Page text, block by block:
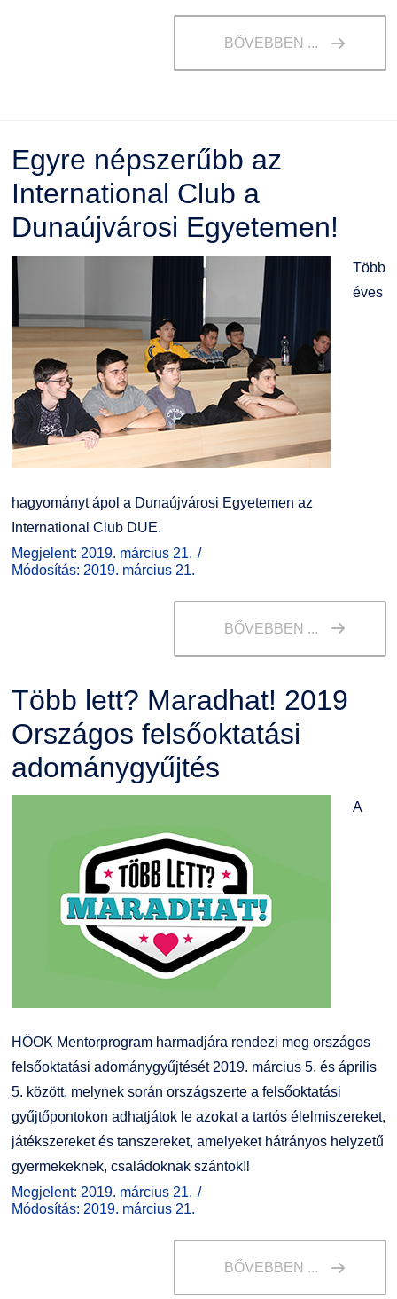
BŐVEBBEN ...
Egyre népszerűbb az
International Club a
Dunaújvárosi Egyetemen!
Több
éves
hagyományt ápol a Dunaújvárosi Egyetemen az
International Club DUE.
Megjelent: 2019. március 21.
Módosítás: 2019. március 21.
BŐVEBBEN ...
Több lett? Maradhat! 2019
Országos felsőoktatási
adománygyűjtés
A
HÖOK Mentorprogram harmadjára rendezi meg országos
felsőoktatási adománygyűjtését 2019. március 5. és április
5. között, melynek során országszerte a felsőoktatási
gyűjtőpontokon adhatjátok le azokat a tartós élelmiszereket,
játékszereket és tanszereket, amelyeket hátrányos helyzetű
gyermekeknek, családoknak szántok‼️
Megjelent: 2019. március 21.
Módosítás: 2019. március 21.
BŐVEBBEN ...